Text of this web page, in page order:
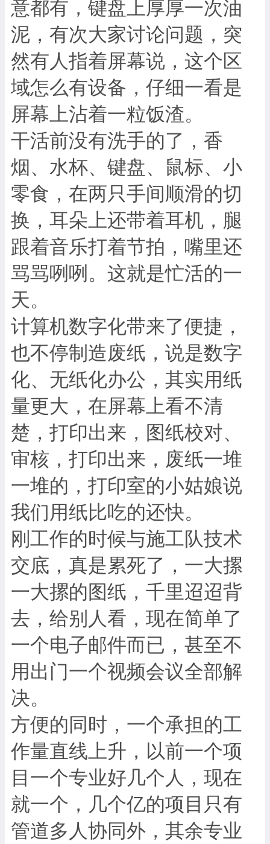
意都有，键盘上厚厚一次油
泥，有次大家讨论问题，突
然有人指着屏幕说，这个区
域怎么有设备，仔细一看是
屏幕上沾着一粒饭渣。
干活前没有洗手的了，香
烟、水杯、键盘、鼠标、小
零食，在两只手间顺滑的切
换，耳朵上还带着耳机，腿
跟着音乐打着节拍，嘴里还
骂骂咧咧。这就是忙活的一
天。
计算机数字化带来了便捷，
也不停制造废纸，说是数字
化、无纸化办公，其实用纸
量更大，在屏幕上看不清
楚，打印出来，图纸校对、
审核，打印出来，废纸一堆
一堆的，打印室的小姑娘说
我们用纸比吃的还快。
刚工作的时候与施工队技术
交底，真是累死了，一大摞
一大摞的图纸，千里迢迢背
去，给别人看，现在简单了
一个电子邮件而已，甚至不
用出门一个视频会议全部解
决。
方便的同时，一个承担的工
作量直线上升，以前一个项
目一个专业好几个人，现在
就一个，几个亿的项目只有
管道多人协同外，其余专业